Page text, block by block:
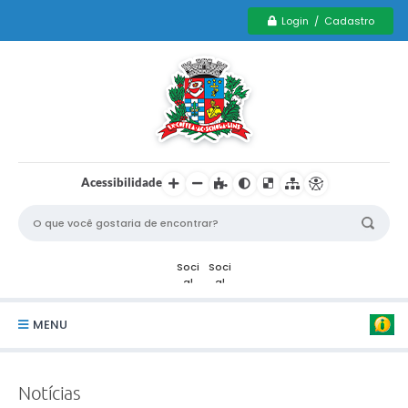
Login / Cadastro
Acessibilidade
MENU
Notícias